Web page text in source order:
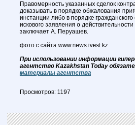
Правомерность указанных сделок
доказывать в порядке обжалования
инстанции либо в порядке
искового заявления о
заключает А. Перуашев.
фото с сайта www.news.ivest.kz
При использовании информации
агентство Kazakhstan Today
материалы агентства
Просмотров: 1197